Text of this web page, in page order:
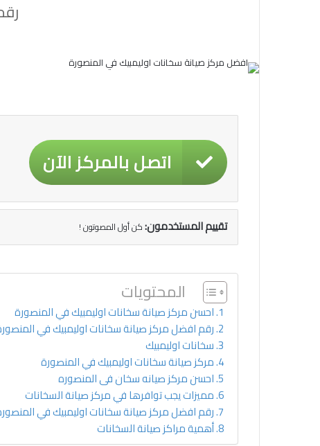
اتصل بالمركز الآن
تقييم المستخدمون:كن أول المصوتون !
المحتويات
احسن مركز صيانة سخانات اوليمبيك في المنصورة
رقم افضل مركز صيانة سخانات اوليمبيك في
سخانات اوليمبيك
مركز صيانة سخانات اوليمبيك في المنصورة
احسن مركز صيانه سخان فى المنصوره
مميزات يجب توافرها في مركز صيانة السخانات
رقم افضل مركز صيانة سخانات اوليمبيك في
أهمية مراكز صيانة السخانات